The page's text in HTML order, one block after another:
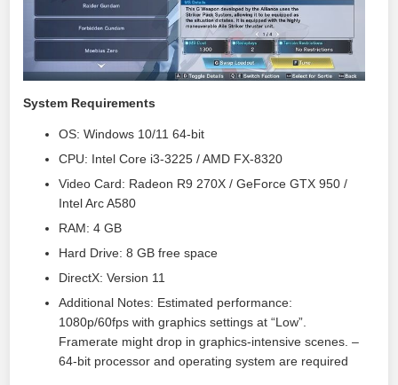
System Requirements
OS: Windows 10/11 64-bit
CPU: Intel Core i3-3225 / AMD FX-8320
Video Card: Radeon R9 270X / GeForce GTX 950 /
Intel Arc A580
RAM: 4 GB
Hard Drive: 8 GB free space
DirectX: Version 11
Additional Notes: Estimated performance:
1080p/60fps with graphics settings at “Low”.
Framerate might drop in graphics-intensive scenes. –
64-bit processor and operating system are required